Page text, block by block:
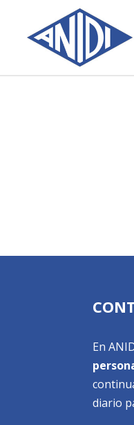
En
diario